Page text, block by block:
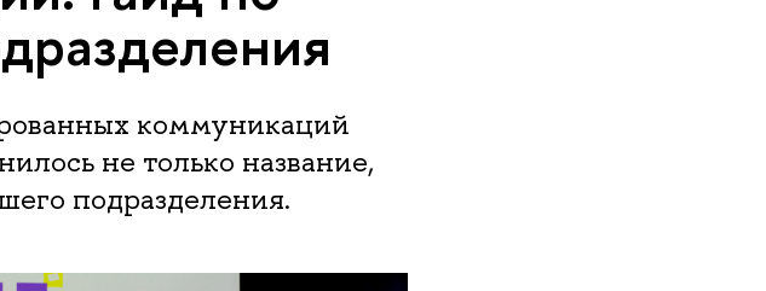
коммуникаций
не только название,
подразделения.